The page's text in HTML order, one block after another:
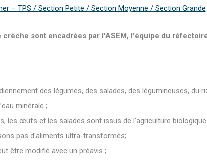
– TPS / Section Petite / Section Moyenne / Section Grande
crèche sont encadrées par l'ASEM, l'équipe du
des légumes, des salades, des légumineuses,
minérale ;
les œufs et les salades sont issus de l’agriculture biologique
pas d'aliments ultra-transformés;
être modifié avec un préavis ;